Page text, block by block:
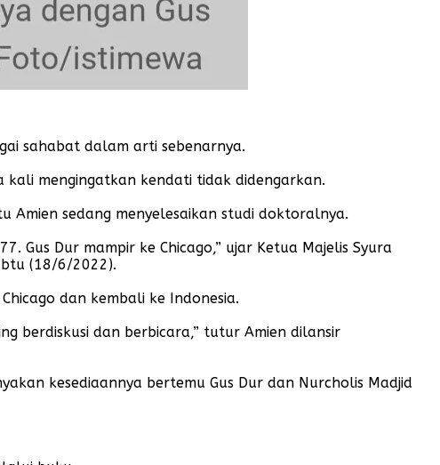
sahabat dalam arti sebenarnya.
kali mengingatkan kendati tidak didengarkan.
Amien sedang menyelesaikan studi doktoralnya.
Gus Dur mampir ke Chicago,” ujar Ketua Majelis Syura
(18/6/2022).
dan kembali ke Indonesia.
berdiskusi dan berbicara,” tutur Amien dilansir
kesediaannya bertemu Gus Dur dan Nurcholis Madjid